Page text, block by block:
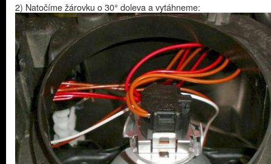
2) Natočíme žárovku o 30° doleva a vytáhneme: